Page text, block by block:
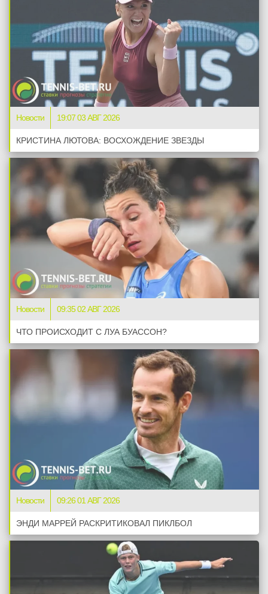
Новости 19:07 03 АВГ 2026
КРИСТИНА ЛЮТОВА: ВОСХОЖДЕНИЕ ЗВЕЗДЫ
Новости 09:35 02 АВГ 2026
ЧТО ПРОИСХОДИТ С ЛУА БУАССОН?
Новости 09:26 01 АВГ 2026
ЭНДИ МАРРЕЙ РАСКРИТИКОВАЛ ПИКЛБОЛ